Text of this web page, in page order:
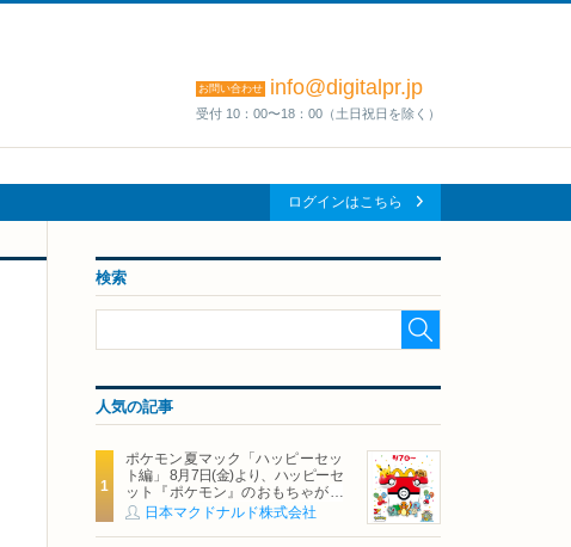
お問い合わせ info@digitalpr.jp
受付 10：00〜18：00（土日祝日を除く）
ログインはこちら
検索
人気の記事
ポケモン夏マック「ハッピーセッ
ト編」 8月7日(金)より、ハッピーセ
ット『ポケモン』のおもちゃが期
間限定登場
日本マクドナルド株式会社